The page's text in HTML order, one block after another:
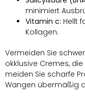
minimiert
Vitamin c: Hellt
Kollagen.
Vermeiden Sie
okklusive Cremes,
meiden Sie scharfe
Wangen übermäßig